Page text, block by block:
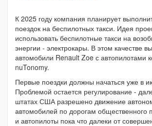
К 2025 году компания планирует
поездок на беспилотных такси. Идея
использовать беспилотные такси на
энергии - электрокары. В этом качестве
автомобили Renault Zoe с автопилотами
nuTonomy.
Первые поездки должны начаться уже в
Проблемой остается регулирование -
штатах США разрешено движение
автомобилей по дорогам общественного
и автопилоты пока что далеки от